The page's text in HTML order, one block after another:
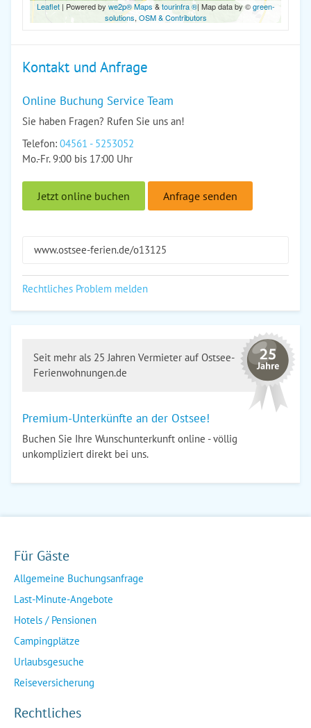
Leaflet| Powered by we2p® Maps &tourinfra ®| Map data by ©green-
solutions, OSM & Contributors
Kontakt und Anfrage
Online Buchung Service Team
Sie haben Fragen? Rufen Sie uns an!
Telefon: 04561 - 5253052
Mo.-Fr. 9:00 bis 17:00 Uhr
Jetzt online buchen Anfrage senden
www.ostsee-ferien.de/o13125
Rechtliches Problem melden
Seit mehr als 25 Jahren Vermieter auf Ostsee-
Ferienwohnungen.de
Premium-Unterkünfte an der Ostsee!
Buchen Sie Ihre Wunschunterkunft online - völlig
unkompliziert direkt bei uns.
Für Gäste
Allgemeine Buchungsanfrage
Last-Minute-Angebote
Hotels / Pensionen
Campingplätze
Urlaubsgesuche
Reiseversicherung
Rechtliches